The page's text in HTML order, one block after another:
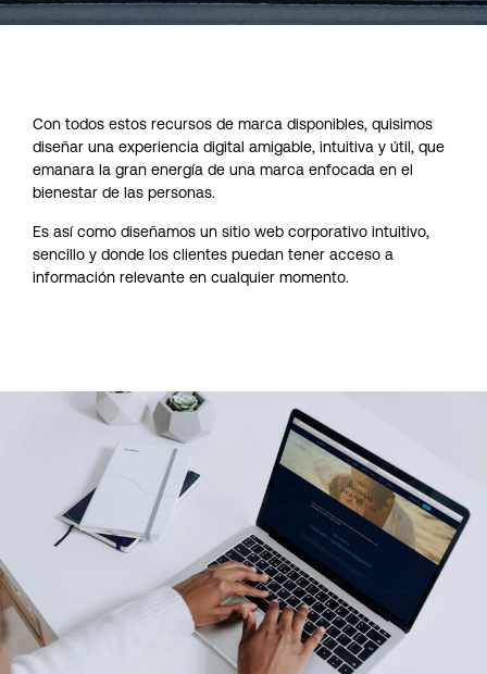
Con todos estos recursos de marca disponibles, quisimos
diseñar una experiencia digital amigable, intuitiva y útil, que
emanara la gran energía de una marca enfocada en el
bienestar de las personas.
Es así como diseñamos un sitio web corporativo intuitivo,
sencillo y donde los clientes puedan tener acceso a
información relevante en cualquier momento.